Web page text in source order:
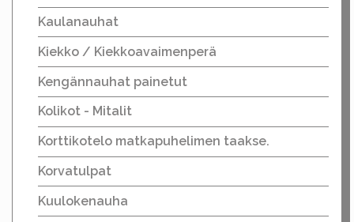
Kaulanauhat
Kiekko / Kiekkoavaimenperä
Kengännauhat painetut
Kolikot - Mitalit
Korttikotelo matkapuhelimen taakse.
Korvatulpat
Kuulokenauha